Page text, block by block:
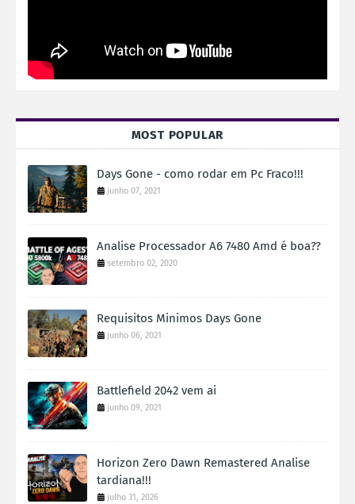
MOST POPULAR
Days Gone - como rodar em Pc Fraco!!!
junho 07, 2021
Analise Processador A6 7480 Amd é boa??
setembro 02, 2020
Requisitos Minimos Days Gone
junho 06, 2021
Battlefield 2042 vem ai
junho 09, 2021
Horizon Zero Dawn Remastered Analise
tardiana!!!
julho 31, 2026